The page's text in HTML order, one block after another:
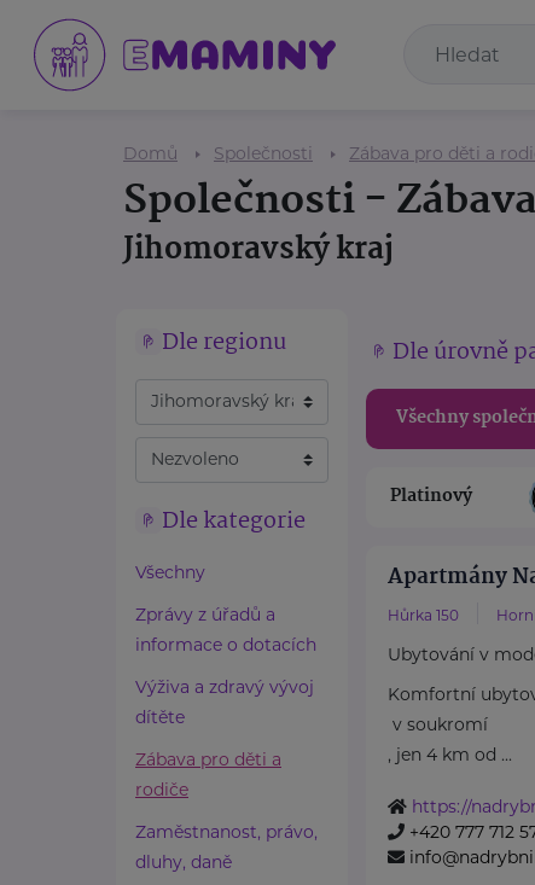
Domů Společnosti Zábava pro děti a
Společnosti -
Jihomoravský kraj
Dle regionu
Dle kategorie
Všechny
Zprávy z úřadů a
informace o dotacích
Výživa a zdravý vývoj
dítěte
Zábava pro děti a
rodiče
Zaměstnanost, právo,
dluhy, daně
Dle úrovně
Všechny
Platinový
Apartmány
Hůrka 150
Ubytování v
Komfortní
v soukromí
, jen 4 km od ...
https://
+420 777 712